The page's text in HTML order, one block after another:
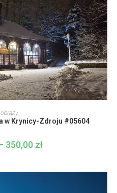
OPCJE
produkt
ma
wiele
można
produktu
w Krynicy-Zdroju #05604
350,00 złZakres
cen:
do